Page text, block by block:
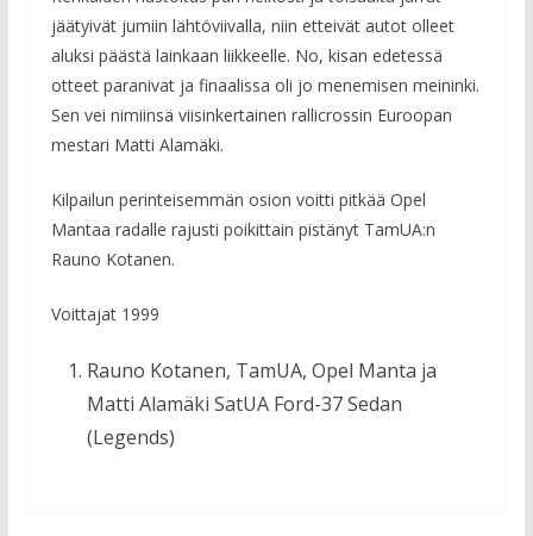
jäätyivät jumiin lähtöviivalla, niin etteivät autot olleet
aluksi päästä lainkaan liikkeelle. No, kisan edetessä
otteet paranivat ja finaalissa oli jo menemisen meininki.
Sen vei nimiinsä viisinkertainen rallicrossin Euroopan
mestari Matti Alamäki.
Kilpailun perinteisemmän osion voitti pitkää Opel
Mantaa radalle rajusti poikittain pistänyt TamUA:n
Rauno Kotanen.
Voittajat 1999
Rauno Kotanen, TamUA, Opel Manta ja
Matti Alamäki SatUA Ford-37 Sedan
(Legends)